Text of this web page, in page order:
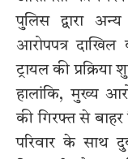
पुलिस द्वारा
आरोपपत्र
ट्रायल की प्रक्रिया
हालांकि, मुख्य
की गिरफ्त से
परिवार के साथ